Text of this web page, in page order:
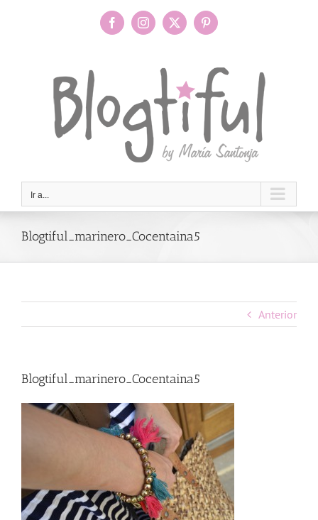
FacebookInstagram
X Pinterest
Ir a...
Blogtiful_marinero_Cocentaina5
Anterior
Blogtiful_marinero_Cocentaina5